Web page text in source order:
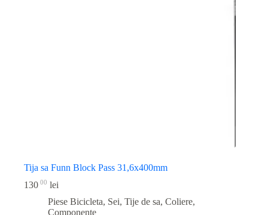
Tija sa Funn Block Pass 31,6x400mm
130 00 lei
Piese Bicicleta, Sei, Tije de sa, Coliere,
Componente